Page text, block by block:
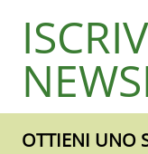
OTTIENI UNO